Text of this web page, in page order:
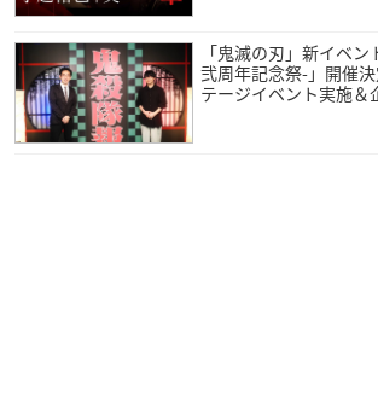
「鬼滅の刃」新イベ
弐周年記念祭-」開催
テージイベント実施＆